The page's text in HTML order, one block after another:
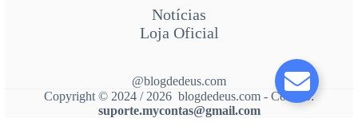
Notícias
Loja Oficial
@blogdedeus.com
Copyright © 2024 / 2026 blogdedeus.com - Contato:
suporte.mycontas@gmail.com